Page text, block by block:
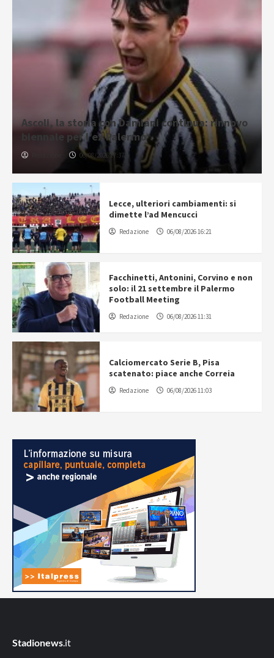
Ascoli, la storia con Damiani continua: rinnovo
biennale per l’ex Palermo
06/08/2026 17:37
Lecce, ulteriori cambiamenti: si
dimette l’ad Mencucci
Redazione 06/08/2026 16:21
Facchinetti, Antonini, Corvino e non
solo: il 21 settembre il Palermo
Football Meeting
Redazione 06/08/2026 11:31
Calciomercato Serie B, Pisa
scatenato: piace anche Correia
Redazione 06/08/2026 11:03
Stadionews .it